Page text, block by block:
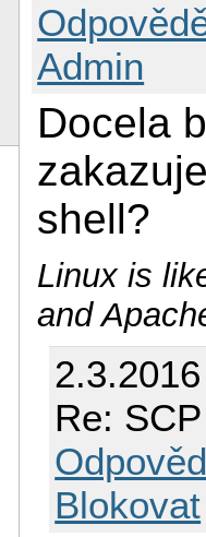
Admin
Docela
shell?
Linux is
and
Re:
Blokovat